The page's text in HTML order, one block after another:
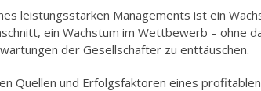
leistungsstarken Managements ist ein
ein Wachstum im Wettbewerb – ohne
der Gesellschafter zu enttäuschen.
Quellen und Erfolgsfaktoren eines